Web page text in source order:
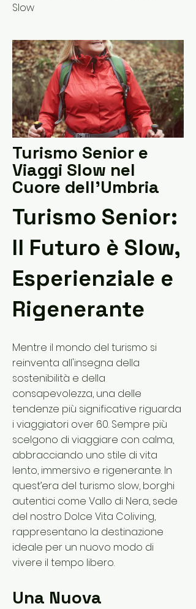
Slow
Turismo Senior e
Viaggi Slow nel
Cuore dell'Umbria
Turismo Senior:
Il Futuro è Slow,
Esperienziale e
Rigenerante
Mentre il mondo del turismo si
reinventa all'insegna della
sostenibilità e della
consapevolezza, una delle
tendenze più significative riguarda
i viaggiatori over 60. Sempre più
scelgono di viaggiare con calma,
abbracciando uno stile di vita
lento, immersivo e rigenerante. In
quest’era del turismo slow, borghi
autentici come Vallo di Nera, sede
del nostro Dolce Vita Coliving,
rappresentano la destinazione
ideale per un nuovo modo di
vivere il tempo libero.
Una Nuova